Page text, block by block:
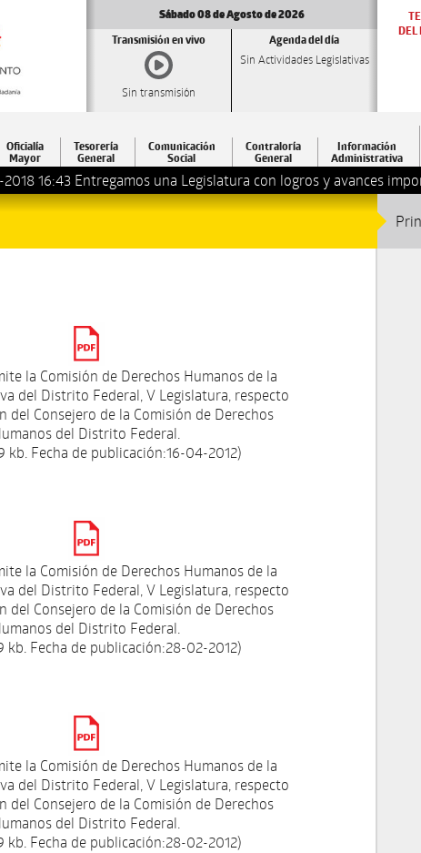
Sábado 08 de Agosto de 2026
Transmisión en vivo
Sin transmisión
Agenda del día
Sin Actividades Legislativas
DEL
Oficialía
Mayor
Tesorería
General
Comunicación
Social
Contraloría
General
Información
Administrativa
16:43 Entregamos una Legislatura con logros y avances
la Comisión de Derechos Humanos de la
del Distrito Federal, V Legislatura, respecto
del Consejero de la Comisión de Derechos
del Distrito Federal.
kb. Fecha de publicación:16-04-2012)
la Comisión de Derechos Humanos de la
del Distrito Federal, V Legislatura, respecto
del Consejero de la Comisión de Derechos
del Distrito Federal.
kb. Fecha de publicación:28-02-2012)
la Comisión de Derechos Humanos de la
del Distrito Federal, V Legislatura, respecto
del Consejero de la Comisión de Derechos
del Distrito Federal.
kb. Fecha de publicación:28-02-2012)